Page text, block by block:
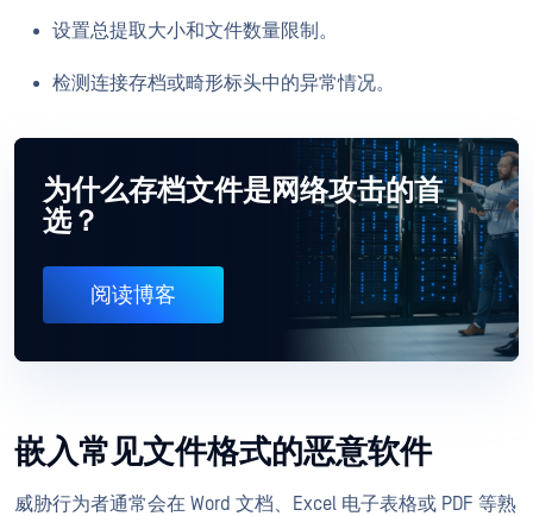
设置总提取大小和文件数量限制。
检测连接存档或畸形标头中的异常情况。
为什么存档文件是网络攻击的首
选？
阅读博客
嵌入常见文件格式的恶意软件
威胁行为者通常会在 Word 文档、Excel 电子表格或 PDF 等熟